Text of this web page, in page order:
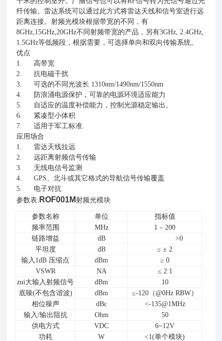
纤传输。雷达系统可以通过此方式将雷达天线和信号室进行远
距离连接。射频光模块根据带宽的不同，有
8GHz,15GHz,20GHz不同射频带宽的产品，另有3GHz, 2.4GHz,
1.5GHz等低频段，根据需要，可选择单向和双向传输系统。
优点
1. 高带宽
2. 抗电磁干扰
3. 可选的不同光波长 1310nm/1490nm/1550nm
4. 防浪涌电源保护，可靠的电源环境适应能力
5. 自适应的温度补偿能力，控制光源稳定输出。
6. 紧凑型小体积
7. 适用于军工标准.
应用场合
1. 雷达天线拉远
2. 远距离射频信号传输
3. 无线电信号监测
4. GPS、北斗或其它格式的导航信号传输覆盖
5. 电子对抗
参数表: ROF001M射频光模块
参数名称 单位
指标值
频率范围
MHz
1 – 200
链路增益
dB
>0
平坦度
dB
≤ ± 2
输入1dB 压缩点
dBm
≥ 0
VSWR
NA
≤ 2:1
zui大输入射频信号
dBm
10
底噪(不包含谐波)
dBm
≤-120（@0Hz RBW）
相位噪声
dBc
<-135@1MHz
输入/输出阻抗
Ohm
50
供电方式
VDC
6~12V
功耗
W
<1(单个模块)